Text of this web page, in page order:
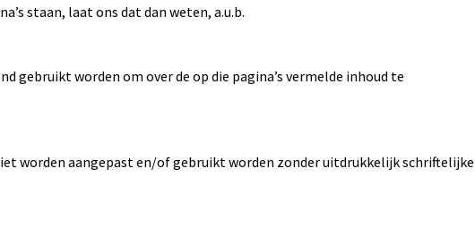
staan, laat ons dat dan weten, a.u.b.
gebruikt worden om over de op die pagina’s vermelde inhoud te
worden aangepast en/of gebruikt worden zonder uitdrukkelijk schriftelijke